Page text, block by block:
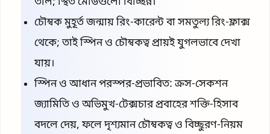
চৌম্বক মুহূর্ত জন্মায় রিং-কারেন্ট বা সমতুল্য রিং-ফ্লাক্স
থেকে; তাই স্পিন ও চৌম্বকত্ব প্রায়ই যুগলভাবে দেখা
যায়।
স্পিন ও আধান পরস্পর-প্রভাবিত: ক্রস-সেকশন
জ্যামিতি ও অভিমুখ-টেক্সচার প্রবাহের শক্তি-হিসাব
বদলে দেয়, ফলে দৃশ্যমান চৌম্বকত্ব ও বিচ্ছুরণ-নিয়ম